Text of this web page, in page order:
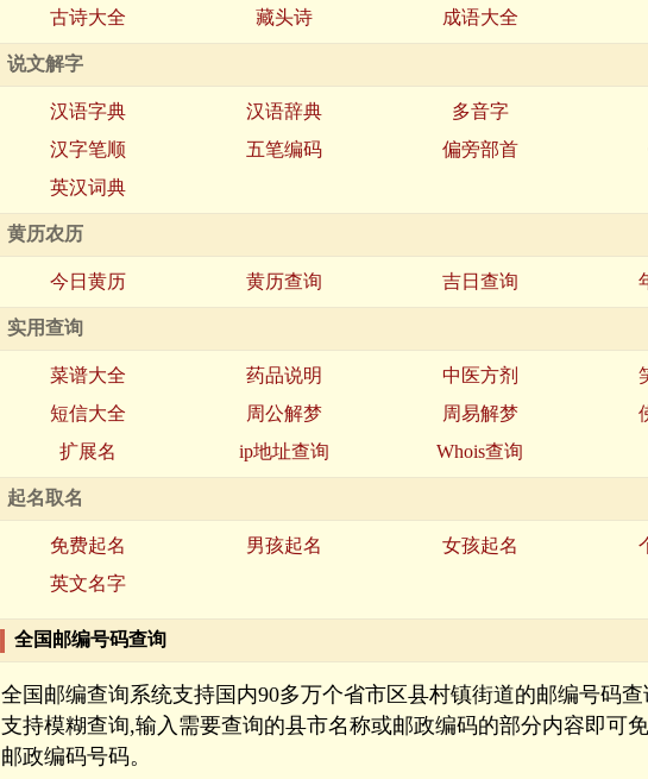
古诗大全 藏头诗 成语大全
说文解字
汉语字典 汉语辞典 多音字
汉字笔顺
五笔编码 偏旁部首
英汉词典
黄历农历
今日黄历 黄历查询 吉日查询
实用查询
菜谱大全 药品说明 中医方剂
短信大全
周公解梦 周易解梦
扩展名
ip地址查询 Whois查询
起名取名
免费起名 男孩起名 女孩起名
英文名字
全国邮编号码查询
全国邮编查询系统支持国内90多万个省市区县村镇街道的邮编号码
支持模糊查询,输入需要查询的县市名称或邮政编码的部分内容即可
邮政编码号码。